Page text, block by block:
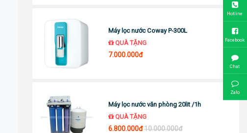
Máy lọc nước Coway P-300L
QUÀ TẶNG
7.000.000đ
Máy lọc nước văn phòng 20lit /1h
QUÀ TẶNG
6.800.000đ10.000.000đ
Hotline
Facebook
Chat
Zalo